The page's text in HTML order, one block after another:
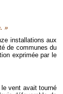
»
installations aux
de communes du
exprimée par le
vent avait tourné